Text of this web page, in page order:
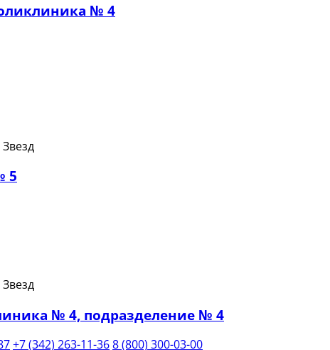
№ 4
5
№ 4, подразделение № 4
+7 (342) 263-11-368 (800) 300-03-00